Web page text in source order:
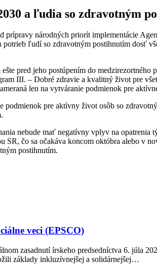
a ľudia so zdravotným
prípravy národných priorít implementácie
ľudí so zdravotným postihnutím dosť
pred jeho postúpením do
III. – Dobré zdravie a kvalitný život pre
len na vytváranie podmienok pre
pre aktívny život osôb so
nebude mať negatívny vplyv na
čo sa očakáva koncom októbra alebo v
postihnutím.
veci (EPSCO)
zasadnutí írskeho predsedníctva 6. júla
základy inkluzívnejšej a solidárnejšej…